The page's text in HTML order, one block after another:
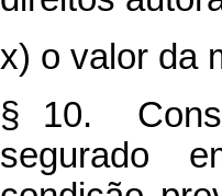
x) o valor da
§ 10.
segurado